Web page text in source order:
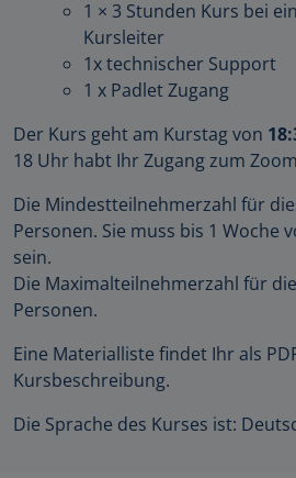
1 × 3 Stunden Kurs bei
Kursleiter
1x technischer Support
1 x Padlet Zugang
Der Kurs geht am Kurstag von
18 Uhr habt Ihr Zugang zum
Die Mindestteilnehmerzahl für
Personen. Sie muss bis 1 Woche
sein.
Die Maximalteilnehmerzahl für
Personen.
Eine Materialliste findet Ihr als
Kursbeschreibung.
Die Sprache des Kurses ist: